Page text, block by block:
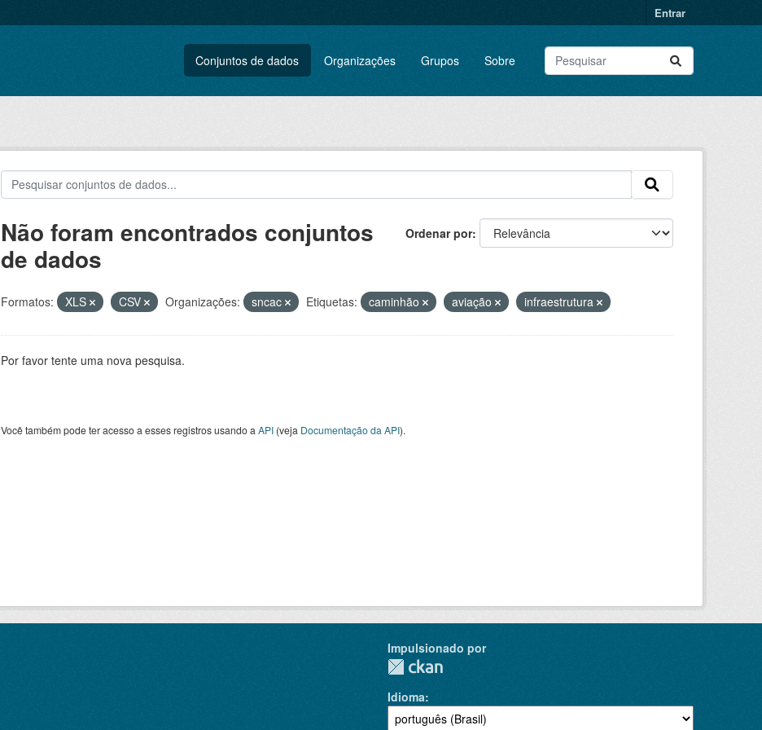
Entrar
Conjuntos de dados Organizações Grupos Sobre
Ordenar por
Não foram encontrados conjuntos
de dados
Formatos: XLS CSV Organizações: sncac Etiquetas: caminhão aviação infraestrutura
Por favor tente uma nova pesquisa.
Você também pode ter acesso a esses registros usando a API(veja Documentação da API).
Impulsionado por
Idioma